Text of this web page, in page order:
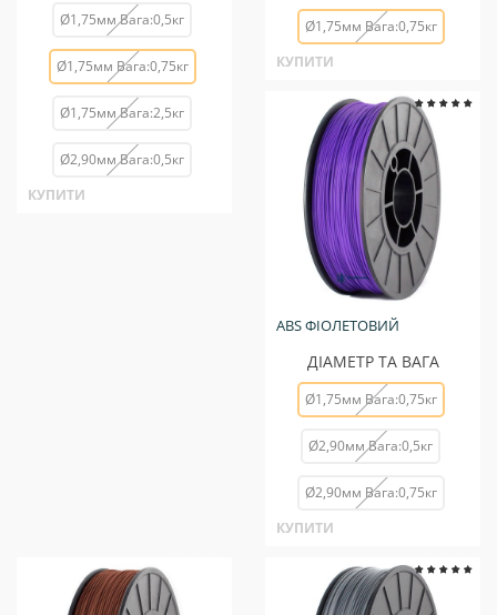
Ø1,75мм Вага:0,5кг
Ø1,75мм Вага:0,75кг
Ø1,75мм Вага:2,5кг
Ø2,90мм Вага:0,5кг
КУПИТИ
Ø1,75мм Вага:0,75кг
КУПИТИ
ABS ФІОЛЕТОВИЙ
ДІАМЕТР ТА ВАГА
Ø1,75мм Вага:0,75кг
Ø2,90мм Вага:0,5кг
Ø2,90мм Вага:0,75кг
КУПИТИ